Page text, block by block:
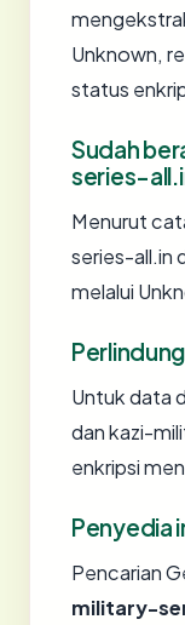
Unknown,
status
Sudah
series-
Menurut
series-all.in
melalui
Untuk data
dan kazi-
enkripsi
Penyedia
Pencarian
military-